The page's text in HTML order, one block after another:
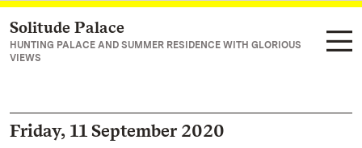
Navigate to main page
Solitude Palace
HUNTING PALACE AND SUMMER RESIDENCE WITH GLORIOUS
VIEWS
Friday, 11 September 2020